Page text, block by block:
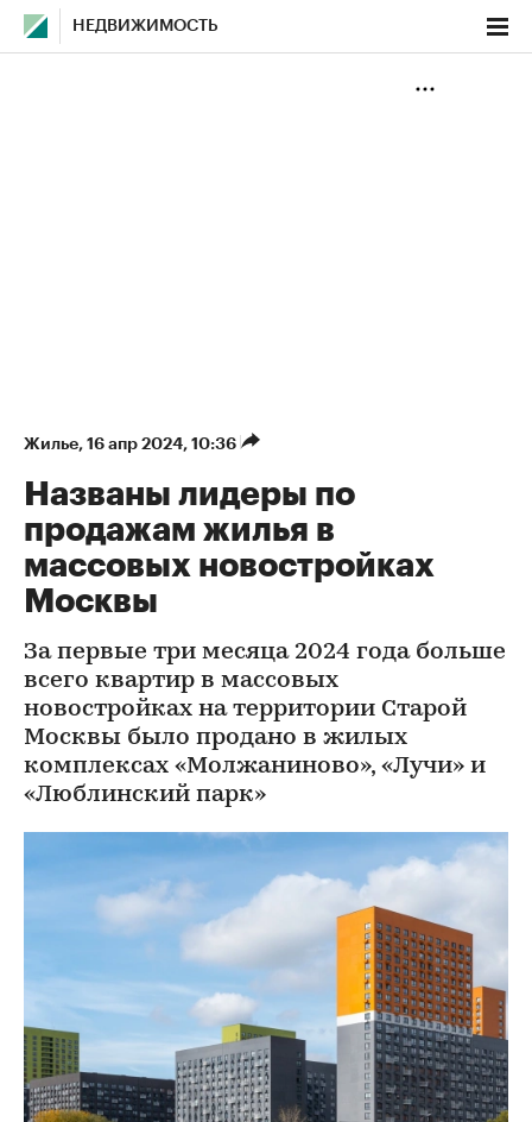
НЕДВИЖИМОСТЬ
Жилье⁠, 16 апр 2024, 10:36
Названы лидеры по
продажам жилья в
массовых новостройках
Москвы
За первые три месяца 2024 года больше
всего квартир в массовых
новостройках на территории Старой
Москвы было продано в жилых
комплексах «Молжаниново», «Лучи» и
«Люблинский парк»